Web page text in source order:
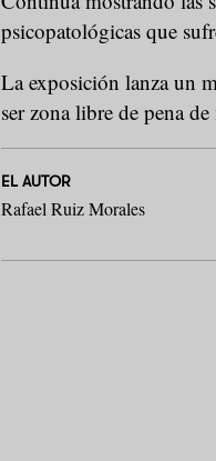
psicopatológicas que
La exposición lanza un
ser zona libre de pena de
EL AUTOR
Rafael Ruiz Morales